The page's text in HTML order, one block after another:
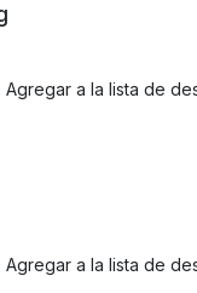
Agregar a la lista de
Agregar a la lista de